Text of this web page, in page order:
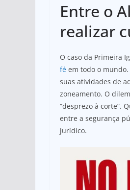
at
s
p
p
c
e
o
o
k
e
Entre o
realizar
O caso da Primeira
fé em todo o
suas atividades de
zoneamento. O
“desprezo à corte”.
entre a segurança
jurídico.